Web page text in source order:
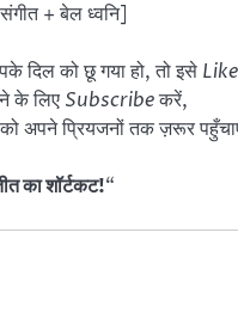
+ बेल ध्वनि]
दिल को छू गया हो, तो इसे Like
के लिए Subscribeकरें,
अपने प्रियजनों तक ज़रूर
का शॉर्टकट!“